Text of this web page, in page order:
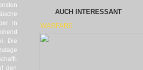
in
Die
den
AUCH INTERESSANT
WARFARE